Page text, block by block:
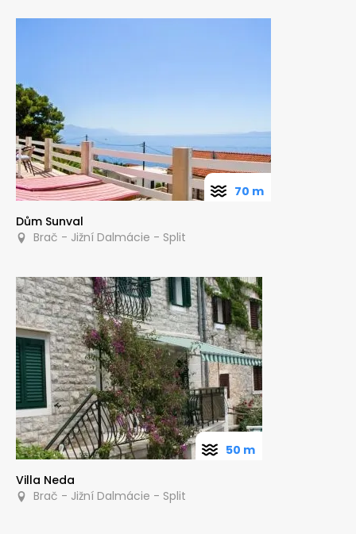
Dům Sunval
Brač - Jižní Dalmácie - Split
70 m
Villa Neda
Brač - Jižní Dalmácie - Split
50 m